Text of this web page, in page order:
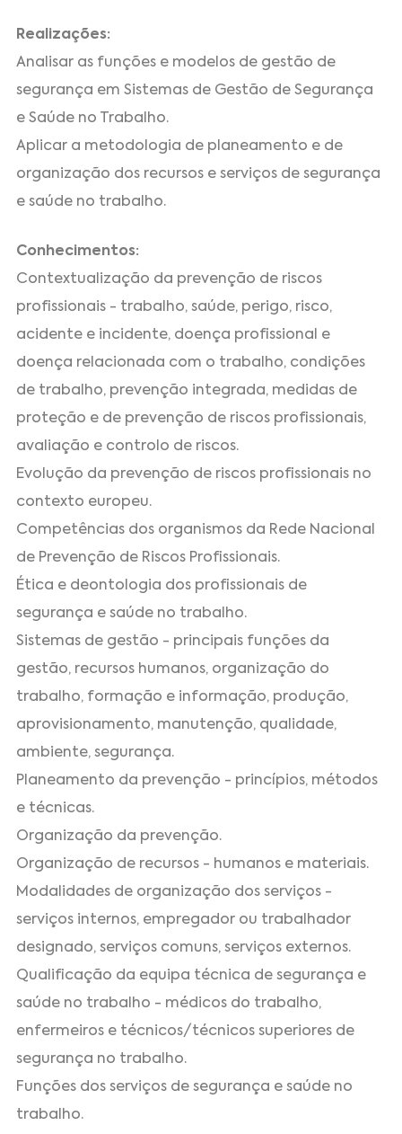
Realizações:
Analisar as funções e modelos de gestão de
segurança em Sistemas de Gestão de Segurança
e Saúde no Trabalho.
Aplicar a metodologia de planeamento e de
organização dos recursos e serviços de segurança
e saúde no trabalho.
Conhecimentos:
Contextualização da prevenção de riscos
profissionais - trabalho, saúde, perigo, risco,
acidente e incidente, doença profissional e
doença relacionada com o trabalho, condições
de trabalho, prevenção integrada, medidas de
proteção e de prevenção de riscos profissionais,
avaliação e controlo de riscos.
Evolução da prevenção de riscos profissionais no
contexto europeu.
Competências dos organismos da Rede Nacional
de Prevenção de Riscos Profissionais.
Ética e deontologia dos profissionais de
segurança e saúde no trabalho.
Sistemas de gestão - principais funções da
gestão, recursos humanos, organização do
trabalho, formação e informação, produção,
aprovisionamento, manutenção, qualidade,
ambiente, segurança.
Planeamento da prevenção - princípios, métodos
e técnicas.
Organização da prevenção.
Organização de recursos - humanos e materiais.
Modalidades de organização dos serviços -
serviços internos, empregador ou trabalhador
designado, serviços comuns, serviços externos.
Qualificação da equipa técnica de segurança e
saúde no trabalho - médicos do trabalho,
enfermeiros e técnicos/técnicos superiores de
segurança no trabalho.
Funções dos serviços de segurança e saúde no
trabalho.